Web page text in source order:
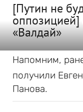
[Путин не
оппозицией]
«Валдай»
Напомним,
получили
Панова.